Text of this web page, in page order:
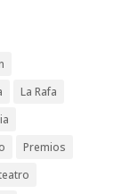
La Rafa
Premios